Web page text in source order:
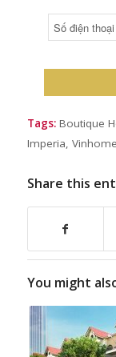
Tags: Boutique
Imperia,
Share this
You might